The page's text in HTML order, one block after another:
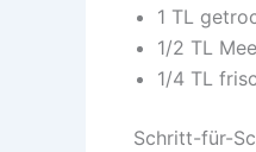
1 TL
1/2 TL
1/4 TL
Schritt-für-